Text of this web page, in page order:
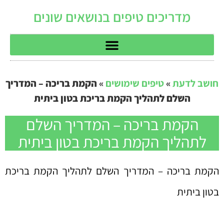
מדריכים טיפים בנושאים שונים
חושב לדעת»טיפים שימושים » הקמת בריכה – המדריך
השלם לתהליך הקמת בריכת בטון ביתית
הקמת בריכה – המדריך השלם
לתהליך הקמת בריכת בטון ביתית
הקמת בריכה – המדריך השלם לתהליך הקמת בריכת
בטון ביתית